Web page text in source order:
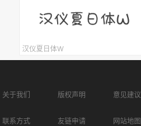
汉仪夏日体W
关于我们 版权声明 意见建议
联系方式 友链申请 网站地图